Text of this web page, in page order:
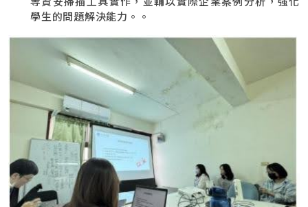
學生的問題解決能力。。